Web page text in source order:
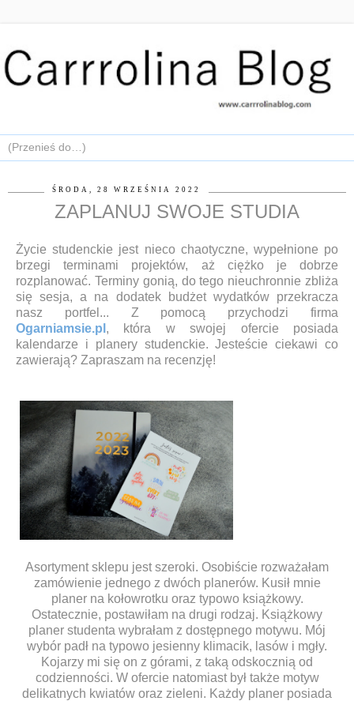
ŚRODA, 28 WRZEŚNIA 2022
ZAPLANUJ SWOJE STUDIA
Życie studenckie jest nieco chaotyczne, wypełnione po
brzegi terminami projektów, aż ciężko je dobrze
rozplanować. Terminy gonią, do tego nieuchronnie zbliża
się sesja, a na dodatek budżet wydatków przekracza
nasz portfel... Z pomocą przychodzi firma
Ogarniamsie.pl , która w swojej ofercie posiada
kalendarze i planery studenckie. Jesteście ciekawi co
zawierają? Zapraszam na recenzję!
Asortyment sklepu jest szeroki. Osobiście rozważałam
zamówienie jednego z dwóch planerów. Kusił mnie
planer na kołowrotku oraz typowo książkowy.
Ostatecznie, postawiłam na drugi rodzaj. Książkowy
planer studenta wybrałam z dostępnego motywu. Mój
wybór padł na typowo jesienny klimacik, lasów i mgły.
Kojarzy mi się on z górami, z taką odskocznią od
codzienności. W ofercie natomiast był także motyw
delikatnych kwiatów oraz zieleni. Każdy planer posiada